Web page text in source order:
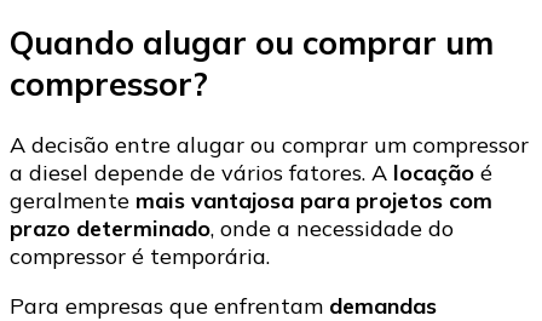
Quando alugar ou comprar um
compressor?
A decisão entre alugar ou comprar um compressor
a diesel depende de vários fatores. A locação é
geralmente mais vantajosa para projetos com
prazo determinado, onde a necessidade do
compressor é temporária.
Para empresas que enfrentam demandas